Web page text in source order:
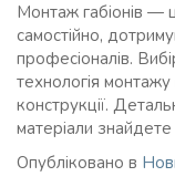
Монтаж габіонів —
самостійно,
професіоналів.
технологія монтажу
конструкції.
матеріали знайдете
Опубліковано в